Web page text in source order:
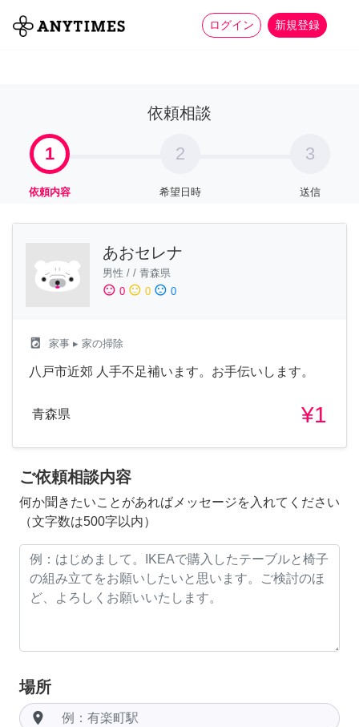
ログイン 新規登録
全て 家事 more_horiz
依頼相談
1
依頼内容
2
希望日時
3
送信
あおセレナ
男性 / / 青森県
sentiment_satisfied 0 sentiment_neutral 0 sentiment_dissatisfied 0
local_laundry_service 家事 ▸ 家の掃除
八戸市近郊 人手不足補います。お手伝いします。
青森県 ¥1
ご依頼相談内容
何か聞きたいことがあればメッセージを入れてください
（文字数は500字以内）
場所
room